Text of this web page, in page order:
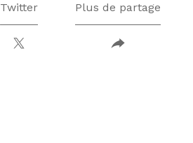
Twitter Plus de partage